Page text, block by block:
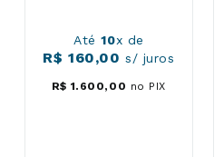
Até10x de
R$ 160,00 s/ juros
R$ 1. 600, 00 no PIX